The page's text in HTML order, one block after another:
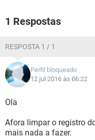
1 Respostas
RESPOSTA 1 / 1
Perfil bloqueado
12 jul 2016 às 06:22
Ola
Afora limpar o registro
mais nada a fazer.